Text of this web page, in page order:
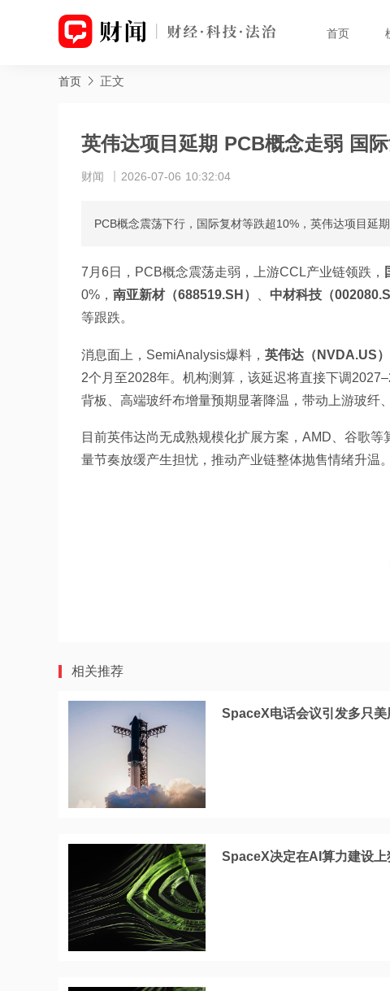
首页
首页 正文
英伟达项目延期 PCB概念走弱 国
财闻 2026-07-06 10:32:04
PCB概念震荡下行，国际复材等跌超10%，英伟达项目延期
7月6日，PCB概念震荡走弱，上游CCL产业链领跌，
0%， 南亚新材（688519.SH） 中材科技（
等跟跌。
消息面上，SemiAnalysis爆料， 英伟达（NVDA.US）
2个月至2028年。机构测算，该延迟将直接下调
背板、高端玻纤布增量预期显著降温，带动上游玻纤
目前英伟达尚无成熟规模化扩展方案，AMD、谷歌
量节奏放缓产生担忧，推动产业链整体抛售情绪升温。
相关推荐
SpaceX电话会议引发多只
SpaceX决定在AI算力建设